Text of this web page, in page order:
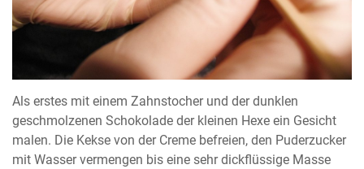
Als erstes mit einem Zahnstocher und der dunklen
geschmolzenen Schokolade der kleinen Hexe ein Gesicht
malen. Die Kekse von der Creme befreien, den Puderzucker
mit Wasser vermengen bis eine sehr dickflüssige Masse